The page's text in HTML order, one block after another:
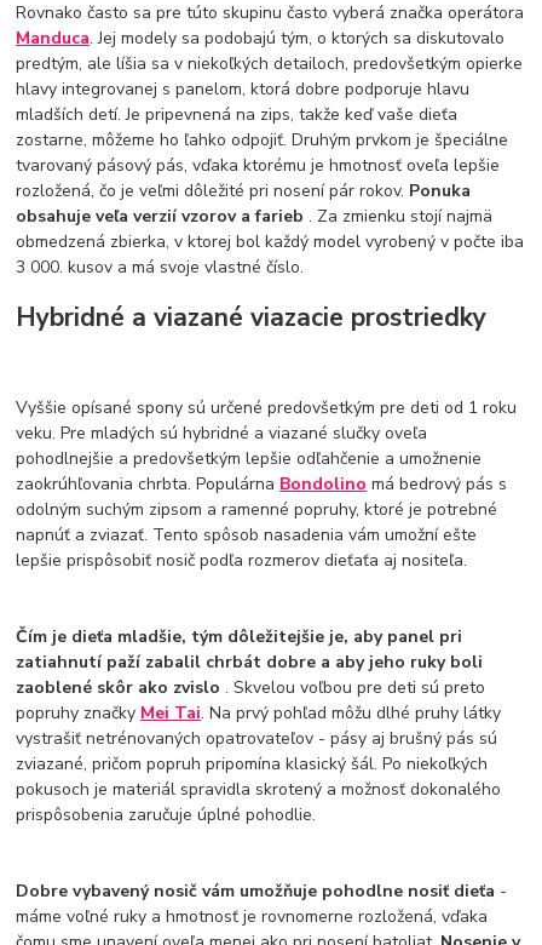
Rovnako často sa pre túto skupinu často vyberá značka operátora
Manduca. Jej modely sa podobajú tým, o ktorých sa diskutovalo
predtým, ale líšia sa v niekoľkých detailoch, predovšetkým opierke
hlavy integrovanej s panelom, ktorá dobre podporuje hlavu
mladších detí. Je pripevnená na zips, takže keď vaše dieťa
zostarne, môžeme ho ľahko odpojiť. Druhým prvkom je špeciálne
tvarovaný pásový pás, vďaka ktorému je hmotnosť oveľa lepšie
rozložená, čo je veľmi dôležité pri nosení pár rokov. Ponuka
obsahuje veľa verzií vzorov a farieb. Za zmienku stojí najmä
obmedzená zbierka, v ktorej bol každý model vyrobený v počte iba
3 000. kusov a má svoje vlastné číslo.
Hybridné a viazané viazacie prostriedky
Vyššie opísané spony sú určené predovšetkým pre deti od 1 roku
veku. Pre mladých sú hybridné a viazané slučky oveľa
pohodlnejšie a predovšetkým lepšie odľahčenie a umožnenie
zaokrúhľovania chrbta. Populárna Bondolino má bedrový pás s
odolným suchým zipsom a ramenné popruhy, ktoré je potrebné
napnúť a zviazať. Tento spôsob nasadenia vám umožní ešte
lepšie prispôsobiť nosič podľa rozmerov dieťaťa aj nositeľa.
Čím je dieťa mladšie, tým dôležitejšie je, aby panel pri
zatiahnutí paží zabalil chrbát dobre a aby jeho ruky boli
zaoblené skôr ako zvislo. Skvelou voľbou pre deti sú preto
popruhy značky Mei Tai. Na prvý pohľad môžu dlhé pruhy látky
vystrašiť netrénovaných opatrovateľov - pásy aj brušný pás sú
zviazané, pričom popruh pripomína klasický šál. Po niekoľkých
pokusoch je materiál spravidla skrotený a možnosť dokonalého
prispôsobenia zaručuje úplné pohodlie.
Dobre vybavený nosič vám umožňuje pohodlne nosiť dieťa -
máme voľné ruky a hmotnosť je rovnomerne rozložená, vďaka